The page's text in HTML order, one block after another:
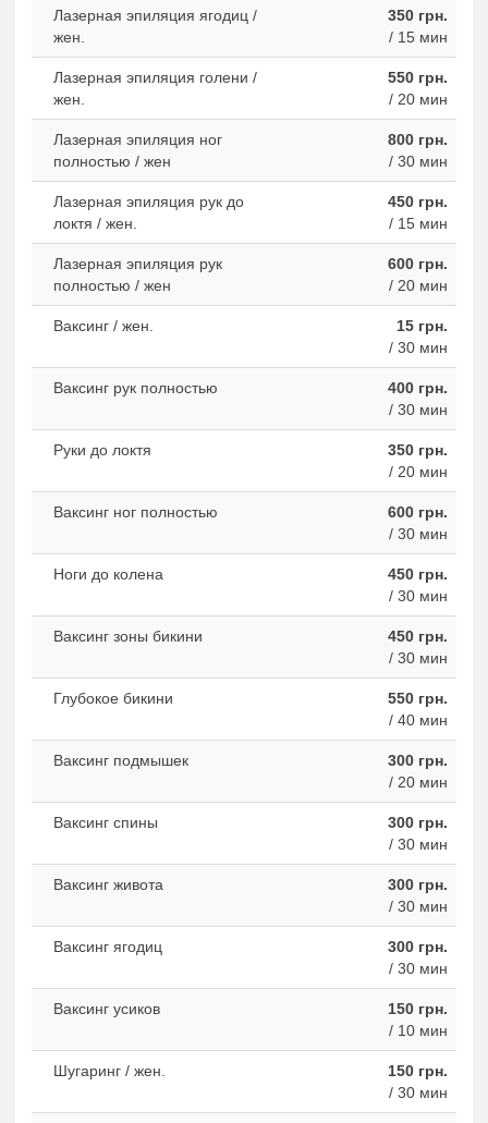
Лазерная эпиляция ягодиц /
жен.
350 грн.
/ 15 мин
Лазерная эпиляция голени /
жен.
550 грн.
/ 20 мин
Лазерная эпиляция ног
полностью / жен
800 грн.
/ 30 мин
Лазерная эпиляция рук до
локтя / жен.
450 грн.
/ 15 мин
Лазерная эпиляция рук
полностью / жен
600 грн.
/ 20 мин
Ваксинг / жен.
15 грн.
/ 30 мин
Ваксинг рук полностью
400 грн.
/ 30 мин
Руки до локтя
350 грн.
/ 20 мин
Ваксинг ног полностью
600 грн.
/ 30 мин
Ноги до колена
450 грн.
/ 30 мин
Ваксинг зоны бикини
450 грн.
/ 30 мин
Глубокое бикини
550 грн.
/ 40 мин
Ваксинг подмышек
300 грн.
/ 20 мин
Ваксинг спины
300 грн.
/ 30 мин
Ваксинг живота
300 грн.
/ 30 мин
Ваксинг ягодиц
300 грн.
/ 30 мин
Ваксинг усиков
150 грн.
/ 10 мин
Шугаринг / жен.
150 грн.
/ 30 мин